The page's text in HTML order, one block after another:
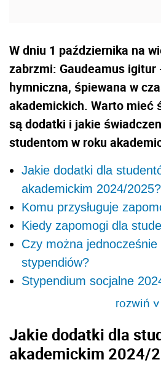
W dniu 1 października na
zabrzmi: Gaudeamus igitur
hymniczna, śpiewana w
akademickich. Warto mieć
są dodatki i jakie
studentom w roku
Jakie dodatki dla
akademickim 2024/2025?
Komu przysługuje
Kiedy zapomogi dla
Czy można
stypendiów?
Stypendium socjalne
rozwiń
Jakie dodatki dla
akademickim 2024/